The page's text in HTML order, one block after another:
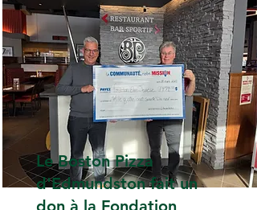
Le Boston Pizza
d'Edmundston fait un
don à la Fondation